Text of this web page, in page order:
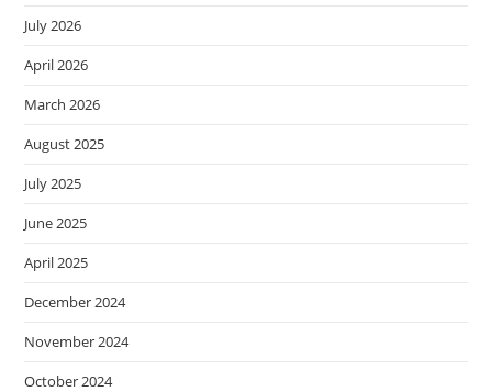
July 2026
April 2026
March 2026
August 2025
July 2025
June 2025
April 2025
December 2024
November 2024
October 2024